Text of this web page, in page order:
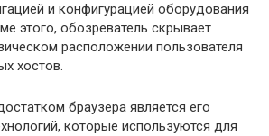
и конфигурацией оборудования
этого, обозреватель скрывает
расположении пользователя
хостов.
браузера является его
которые используются для